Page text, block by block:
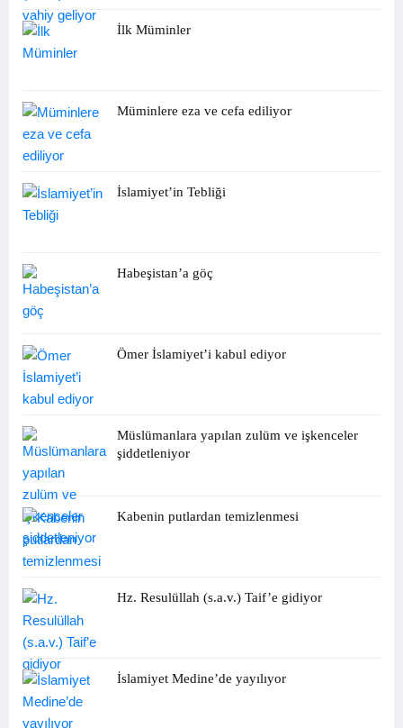
İlk Müminler
Müminlere eza ve cefa ediliyor
İslamiyet’in Tebliği
Habeşistan’a göç
Ömer İslamiyet’i kabul ediyor
Müslümanlara yapılan zulüm ve işkenceler
şiddetleniyor
Kabenin putlardan temizlenmesi
Hz. Resulüllah (s.a.v.) Taif’e gidiyor
İslamiyet Medine’de yayılıyor